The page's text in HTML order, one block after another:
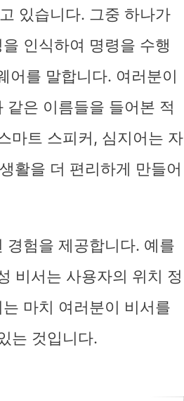
있습니다. 그중 하나가
인식하여 명령을 수행
어를 말합니다. 여러분이
은 이름들을 들어본 적
마트 스피커, 심지어는 자
활을 더 편리하게 만들어
경험을 제공합니다. 예를
비서는 사용자의 위치 정
마치 여러분이 비서를
는 것입니다.